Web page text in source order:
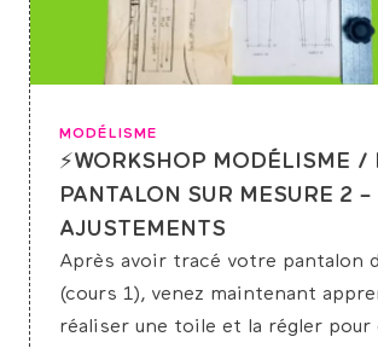
MODÉLISME
⚡WORKSHOP MODÉLISME /
PANTALON SUR MESURE 2
AJUSTEMENTS
Après avoir tracé votre pantalon
(cours 1), venez maintenant
réaliser une toile et la régler